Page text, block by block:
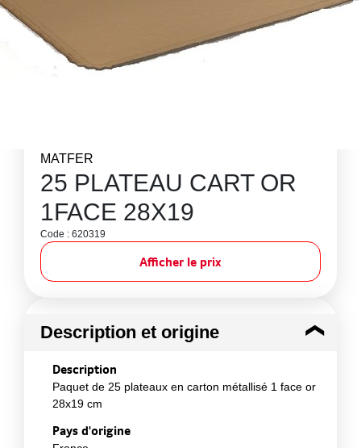
MATFER
25 PLATEAU CART OR
1FACE 28X19
Code : 620319
Afficher le prix
Description et origine
Description
Paquet de 25 plateaux en carton métallisé 1 face or
28x19 cm
Pays d'origine